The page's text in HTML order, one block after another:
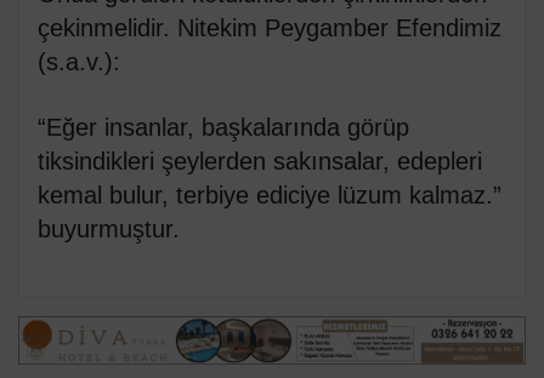
çekinmelidir. Nitekim Peygamber Efendimiz
(s.a.v.):
“Eğer insanlar, başkalarında görüp
tiksindikleri şeylerden sakınsalar, edepleri
kemal bulur, terbiye ediciye lüzum kalmaz.”
buyurmuştur.